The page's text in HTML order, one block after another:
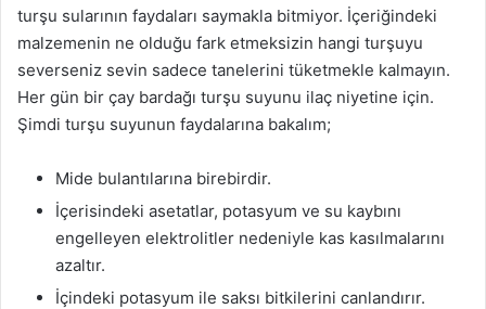
turşu sularının faydaları saymakla bitmiyor. İçeriğindeki
malzemenin ne olduğu fark etmeksizin hangi turşuyu
severseniz sevin sadece tanelerini tüketmekle kalmayın.
Her gün bir çay bardağı turşu suyunu ilaç niyetine için.
Şimdi turşu suyunun faydalarına bakalım;
Mide bulantılarına birebirdir.
İçerisindeki asetatlar, potasyum ve su kaybını
engelleyen elektrolitler nedeniyle kas kasılmalarını
azaltır.
İçindeki potasyum ile saksı bitkilerini canlandırır.